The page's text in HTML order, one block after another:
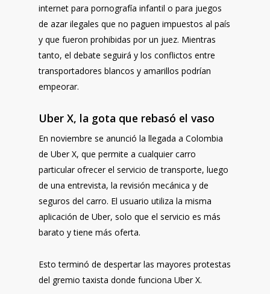
internet para pornografía infantil o para juegos
de azar ilegales que no paguen impuestos al país
y que fueron prohibidas por un juez. Mientras
tanto, el debate seguirá y los conflictos entre
transportadores blancos y amarillos podrían
empeorar.
Uber X, la gota que rebasó el vaso
En noviembre se anunció la llegada a Colombia
de Uber X, que permite a cualquier carro
particular ofrecer el servicio de transporte, luego
de una entrevista, la revisión mecánica y de
seguros del carro. El usuario utiliza la misma
aplicación de Uber, solo que el servicio es más
barato y tiene más oferta.
Esto terminó de despertar las mayores protestas
del gremio taxista donde funciona Uber X.